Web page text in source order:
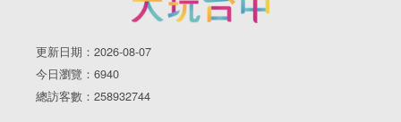
更新日期：2026-08-07
今日瀏覽：6940
總訪客數：258932744